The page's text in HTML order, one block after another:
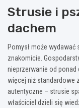
Strusie i
dachem
Pomysł może
znakomicie.
nieprzerwanie od
więcej niż standardowe
autentyczne – strusie
właściciel dzieli się